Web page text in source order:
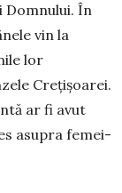
Dom­nu­lui. În
vin la
lor
Cre­ţişoarei.
ar fi avut
asupra fe­mei­